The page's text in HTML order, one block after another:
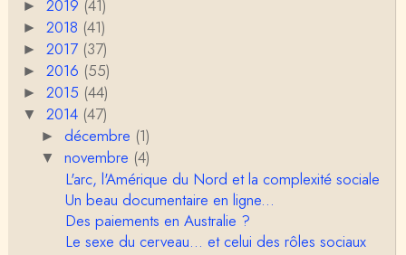
► 2019 (41)
► 2018 (41)
► 2017 (37)
► 2016 (55)
► 2015 (44)
▼ 2014 (47)
► décembre (1)
▼novembre (4)
L'arc, l'Amérique du Nord et la complexité sociale
Un beau documentaire en ligne...
Des paiements en Australie ?
Le sexe du cerveau... et celui des rôles sociaux